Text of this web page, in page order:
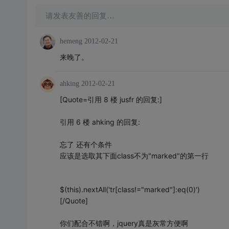
请发表友善的回复…
hemeng 2012-02-21
来晚了。
ahking 2012-02-21
[Quote=引用 8 楼 jusfr 的回复:]
引用 6 楼 ahking 的回复:
忘了 还有个条件
应该是选取其下面class不为"marked"的第一行
$(this).nextAll('tr[class!="marked"]:eq(0)')
[/Quote]
你们配合不错啊，jquery真是灰常方便啊